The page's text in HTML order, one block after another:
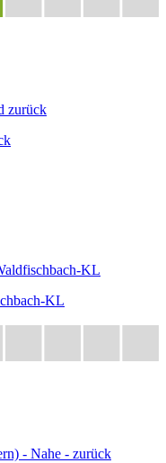
zurück
KL
KL
- Nahe - zurück